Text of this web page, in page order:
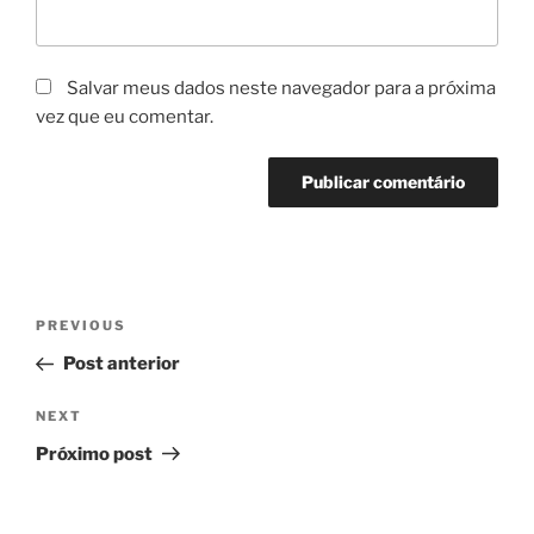
Salvar meus dados neste navegador para a próxima
vez que eu comentar.
Navegação
Post
Previous
Post
PREVIOUS
Post anterior
Next
Post
NEXT
Próximo post